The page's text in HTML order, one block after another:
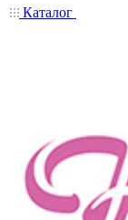
Каталог